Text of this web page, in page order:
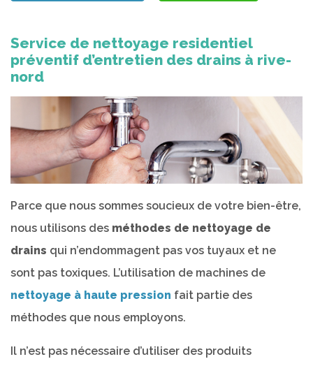
Service de nettoyage residentiel
préventif d’entretien des drains à rive-
nord
Parce que nous sommes soucieux de votre bien-être,
nous utilisons des méthodes de nettoyage de
drains qui n’endommagent pas vos tuyaux et ne
sont pas toxiques. L’utilisation de machines de
nettoyage à haute pression fait partie des
méthodes que nous employons.
Il n’est pas nécessaire d’utiliser des produits